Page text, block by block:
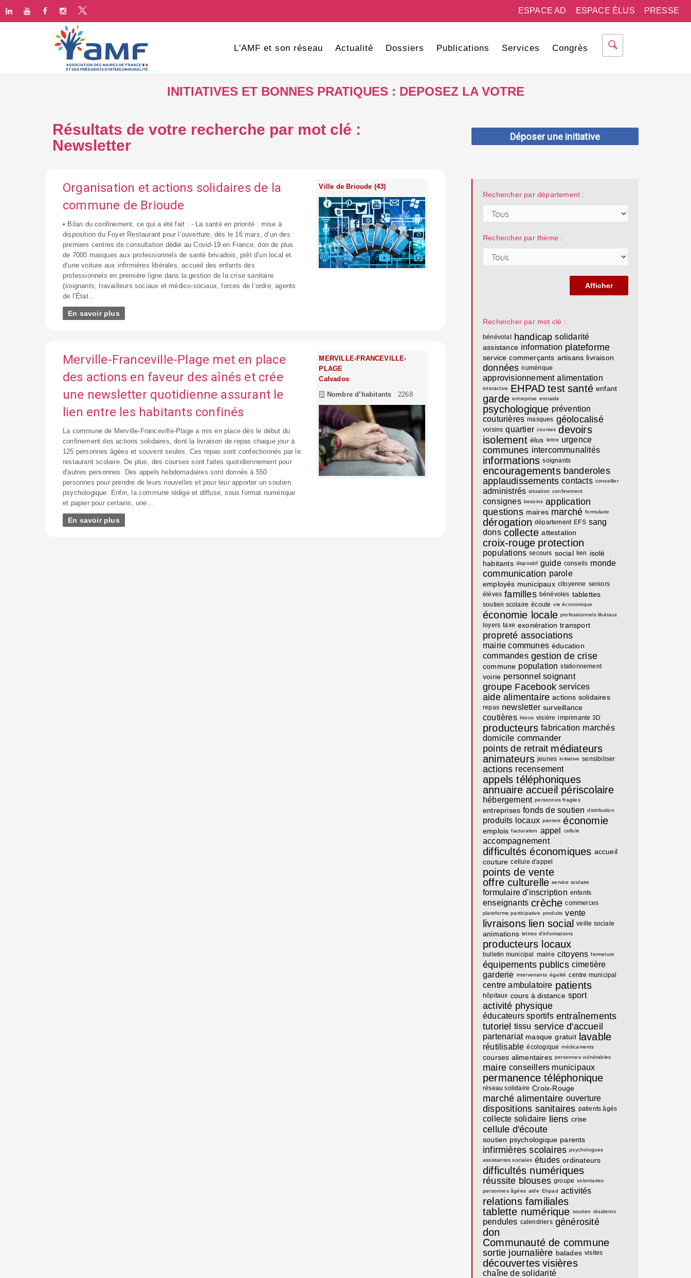
PRESSE
ESPACE ÉLUS
ESPACE AD
L'AMF et son réseau Actualité Dossiers Publications Services Congrès
INITIATIVES ET BONNES PRATIQUES : DEPOSEZ LA VOTRE
Résultats de votre recherche par mot clé :
Newsletter
Déposer une initiative
Organisation et actions solidaires de la
commune de Brioude
• Bilan du confinement, ce qui a été fait : - La santé en priorité : mise à
disposition du Foyer Restaurant pour l’ouverture, dès le 16 mars, d’un des
premiers centres de consultation dédié au Covid-19 en France, don de plus
de 7000 masques aux professionnels de santé brivadois, prêt d’un local et
d’une voiture aux infirmières libérales, accueil des enfants des
professionnels en première ligne dans la gestion de la crise sanitaire
(soignants, travailleurs sociaux et médico-sociaux, forces de l’ordre, agents
de l’État...
En savoir plus
Ville de Brioude (43)
Merville-Franceville-Plage met en place
des actions en faveur des aînés et crée
une newsletter quotidienne assurant le
lien entre les habitants confinés
La commune de Merville-Franceville-Plage a mis en place dès le début du
confinement des actions solidaires, dont la livraison de repas chaque jour à
125 personnes âgées et souvent seules. Ces repas sont confectionnés par le
restaurant scolaire. De plus, des courses sont faites quotidiennement pour
d'autres personnes. Des appels hebdomadaires sont donnés à 550
personnes pour prendre de leurs nouvelles et pour leur apporter un soutien
psychologique. Enfin, la commune rédige et diffuse, sous format numérique
et papier pour certains, une...
En savoir plus
MERVILLE-FRANCEVILLE-
PLAGE
Calvados
Nombre d’habitants : 2268
Rechercher par département :
Rechercher par thème :
Rechercher par mot clé :
bénévolat handicap solidarité
assistance information plateforme
service commerçants artisans livraison
données numérique
approvisionnement alimentation
interactive EHPAD test santé enfant
garde entreprise entraide
psychologique prévention
couturières masques géolocalisé
voisins quartier courses devoirs
isolement élus lettre urgence
communes intercommunalités
informations soignants
encouragements banderoles
applaudissements contacts conseiller
administrés situation confinement
consignes besoins application
questions maires marché formulaire
dérogation département EFS sang
dons collecte attestation
croix-rouge protection
populations secours social lien isolé
habitants dispositif guide conseils monde
communication parole
employés municipaux citoyenne seniors
élèves familles bénévoles tablettes
soutien scolaire écoute vie économique
économie locale professionnels libéraux
loyers taxe exonération transport
propreté associations
mairie communes éducation
commandes gestion de crise
commune population stationnement
voirie personnel soignant
groupe Facebook services
aide alimentaire actions solidaires
repas newsletter surveillance
coutières tissus visière imprimante 3D
producteurs fabrication marchés
domicile commander
points de retrait médiateurs
animateurs jeunes initiative sensibiliser
actions recensement
appels téléphoniques
annuaire accueil périscolaire
hébergement personnes fragiles
entreprises fonds de soutien distribution
produits locaux paniers économie
emplois facturation appel cellule
accompagnement
difficultés économiques accueil
couture cellule d'appel
points de vente
offre culturelle service scolaire
formulaire d'inscription enfants
enseignants crèche commerces
plateforme participative produits vente
livraisons lien social veille sociale
animations lettres d'informations
producteurs locaux
bulletin municipal mairie citoyens fermeture
équipements publics cimetière
garderie intervenants égalité centre municipal
centre ambulatoire patients
hôpitaux cours à distance sport
activité physique
éducateurs sportifs entraînements
tutoriel tissu service d'accueil
partenariat masque gratuit lavable
réutilisable écologique médicaments
courses alimentaires personnes vulnérables
maire conseillers municipaux
permanence téléphonique
réseau solidaire Croix-Rouge
marché alimentaire ouverture
dispositions sanitaires patients âgés
collecte solidaire liens crise
cellule d'écoute
soutien psychologique parents
infirmières scolaires psychologues
assistantes sociales études ordinateurs
difficultés numériques
réussite blouses groupe volontaires
personnes âgées aide Ehpad activités
relations familiales
tablette numérique soutien résidents
pendules calendriers générosité
don
Communauté de commune
sortie journalière balades visites
découvertes visières
chaîne de solidarité